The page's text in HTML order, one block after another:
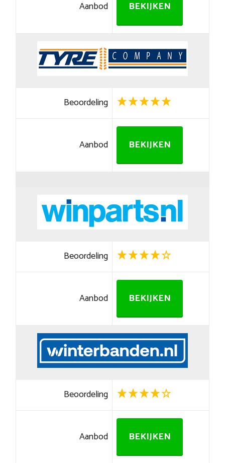
Aanbod BEKIJKEN
Beoordeling
Aanbod BEKIJKEN
Beoordeling
Aanbod BEKIJKEN
Beoordeling
Aanbod BEKIJKEN